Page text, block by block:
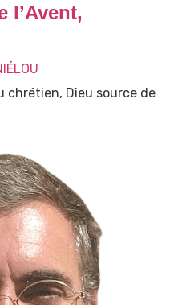
l’Avent,
chrétien, Dieu source de